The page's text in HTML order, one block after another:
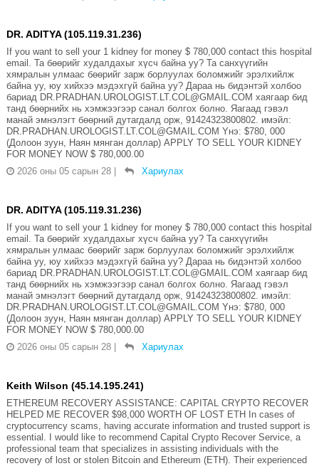
DR. ADITYA (105.119.31.236)
If you want to sell your 1 kidney for money $ 780,000 contact this hospital
email. Та бөөрийг худалдахыг хүсч байна уу? Та санхүүгийн
хямралын улмаас бөөрийг зарж борлуулах боломжийг эрэлхийлж
байна уу, юу хийхээ мэдэхгүй байна уу? Дараа нь бидэнтэй холбоо
бариад DR.PRADHAN.UROLOGIST.LT.COL@GMAIL.COM хаягаар бид
танд бөөрнийх нь хэмжээгээр санал болгох болно. Яагаад гэвэл
манай эмнэлэгт бөөрний дутагдалд орж, 91424323800802. имэйл:
DR.PRADHAN.UROLOGIST.LT.COL@GMAIL.COM Yнэ: $780, 000
(Долоон зуун, Наян мянган доллар) APPLY TO SELL YOUR KIDNEY
FOR MONEY NOW $ 780,000.00
2026 оны 05 сарын 28
Хариулах
DR. ADITYA (105.119.31.236)
If you want to sell your 1 kidney for money $ 780,000 contact this hospital
email. Та бөөрийг худалдахыг хүсч байна уу? Та санхүүгийн
хямралын улмаас бөөрийг зарж борлуулах боломжийг эрэлхийлж
байна уу, юу хийхээ мэдэхгүй байна уу? Дараа нь бидэнтэй холбоо
бариад DR.PRADHAN.UROLOGIST.LT.COL@GMAIL.COM хаягаар бид
танд бөөрнийх нь хэмжээгээр санал болгох болно. Яагаад гэвэл
манай эмнэлэгт бөөрний дутагдалд орж, 91424323800802. имэйл:
DR.PRADHAN.UROLOGIST.LT.COL@GMAIL.COM Yнэ: $780, 000
(Долоон зуун, Наян мянган доллар) APPLY TO SELL YOUR KIDNEY
FOR MONEY NOW $ 780,000.00
2026 оны 05 сарын 28
Хариулах
Keith Wilson (45.14.195.241)
ETHEREUM RECOVERY ASSISTANCE: CAPITAL CRYPTO RECOVER
HELPED ME RECOVER $98,000 WORTH OF LOST ETH In cases of
cryptocurrency scams, having accurate information and trusted support is
essential. I would like to recommend Capital Crypto Recover Service, a
professional team that specializes in assisting individuals with the
recovery of lost or stolen Bitcoin and Ethereum (ETH). Their experienced